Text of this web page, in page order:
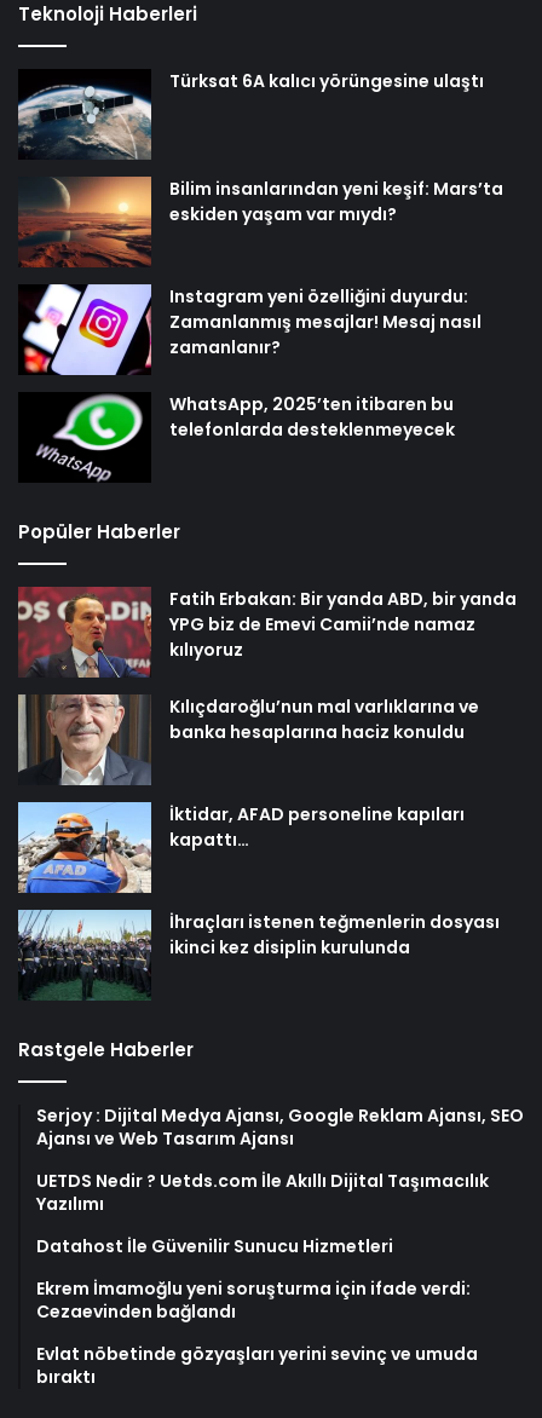
Teknoloji Haberleri
Türksat 6A kalıcı yörüngesine ulaştı
Bilim insanlarından yeni keşif: Mars’ta
eskiden yaşam var mıydı?
Instagram yeni özelliğini duyurdu:
Zamanlanmış mesajlar! Mesaj nasıl
zamanlanır?
WhatsApp, 2025’ten itibaren bu
telefonlarda desteklenmeyecek
Popüler Haberler
Fatih Erbakan: Bir yanda ABD, bir yanda
YPG biz de Emevi Camii’nde namaz
kılıyoruz
Kılıçdaroğlu’nun mal varlıklarına ve
banka hesaplarına haciz konuldu
İktidar, AFAD personeline kapıları
kapattı…
İhraçları istenen teğmenlerin dosyası
ikinci kez disiplin kurulunda
Rastgele Haberler
Serjoy : Dijital Medya Ajansı, Google Reklam Ajansı, SEO
Ajansı ve Web Tasarım Ajansı
UETDS Nedir ? Uetds.com İle Akıllı Dijital Taşımacılık
Yazılımı
Datahost İle Güvenilir Sunucu Hizmetleri
Ekrem İmamoğlu yeni soruşturma için ifade verdi:
Cezaevinden bağlandı
Evlat nöbetinde gözyaşları yerini sevinç ve umuda
bıraktı